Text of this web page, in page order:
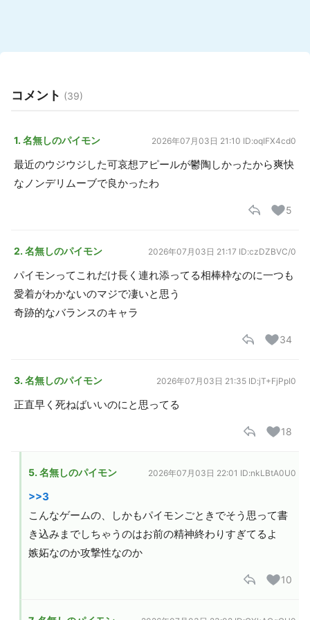
コメント (39)
1. 名無しのパイモン 2026年07月03日 21:10 ID:oqIFX4cd0
最近のウジウジした可哀想アピールが鬱陶しかったから爽快
なノンデリムーブで良かったわ
5
2. 名無しのパイモン 2026年07月03日 21:17 ID:czDZBVC/0
パイモンってこれだけ長く連れ添ってる相棒枠なのに一つも
愛着がわかないのマジで凄いと思う
奇跡的なバランスのキャラ
34
3. 名無しのパイモン 2026年07月03日 21:35 ID:jT+FjPpI0
正直早く死ねばいいのにと思ってる
18
5. 名無しのパイモン 2026年07月03日 22:01 ID:nkLBtA0U0
>>3
こんなゲームの、しかもパイモンごときでそう思って書
き込みまでしちゃうのはお前の精神終わりすぎてるよ
嫉妬なのか攻撃性なのか
10